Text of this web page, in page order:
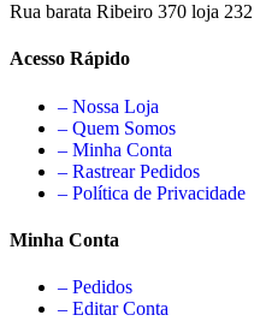
Rua barata Ribeiro 370 loja 232
Acesso Rápido
– Nossa Loja
– Quem Somos
– Minha Conta
– Rastrear Pedidos
– Política de Privacidade
Minha Conta
– Pedidos
– Editar Conta